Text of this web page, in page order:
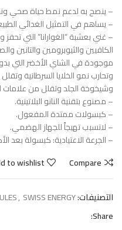
– ينصح به لدعم نمط حياة صحي
– يساهم في التمثيل الغدائي
– غني بعشبة “الغوارانا” التي
الكافيين والثيوبرومين والتانين
موجودة في الشاي الأخضر التي
وتحارب نمو الخلايا السرطانية
وشيخوخة الجلد وتقلل من علامات
– مصنوع بتقنية النانو البلاتينية.
– كبسولات ممتدة المفعول.
– لاتسبب تهيجاً للجهاز الهضمي.
– الجرعة الاعتيادية: كبسولة بعد
Compare
to wishlist
التصنيفات: , SWISS ENERGY
Share: